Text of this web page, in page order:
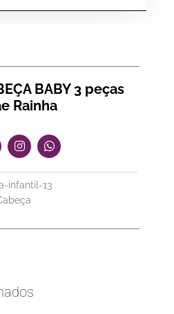
BABY 3 peças
Rainha
I
n
s
t
a
g
r
m
W
h
a
t
s
infantil-13